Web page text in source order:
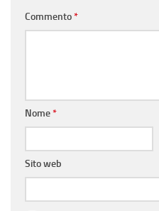
Commento*
Nome*
Sito web